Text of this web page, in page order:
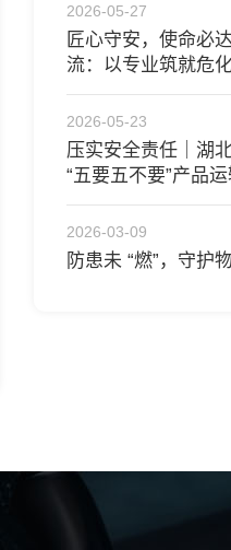
2026-05-27
匠心守安，使命必
流：以专业筑就危
2026-05-23
压实安全责任｜湖
“五要五不要”产品
2026-03-09
防患未 “燃”，守护